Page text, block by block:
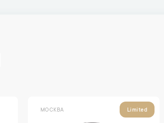
МОСКВА Limited